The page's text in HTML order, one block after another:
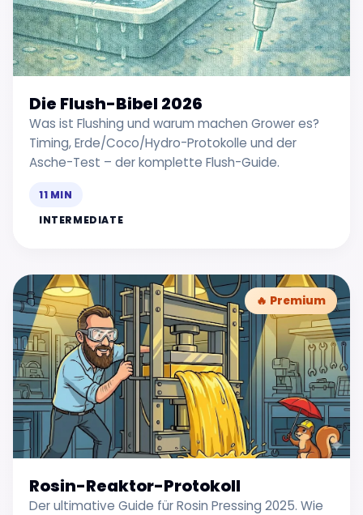
Die Flush-Bibel 2026
Was ist Flushing und warum machen Grower es?
Timing, Erde/Coco/Hydro-Protokolle und der
Asche-Test – der komplette Flush-Guide.
11 MIN
INTERMEDIATE
🔥 Premium
Rosin-Reaktor-Protokoll
Der ultimative Guide für Rosin Pressing 2025. Wie